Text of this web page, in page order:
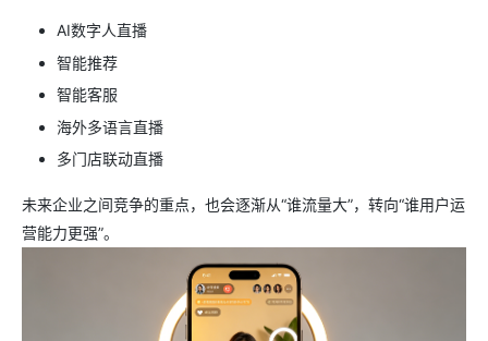
AI数字人直播
智能推荐
智能客服
海外多语言直播
多门店联动直播
未来企业之间竞争的重点，也会逐渐从“谁流量大”，转向“谁用户运
营能力更强”。